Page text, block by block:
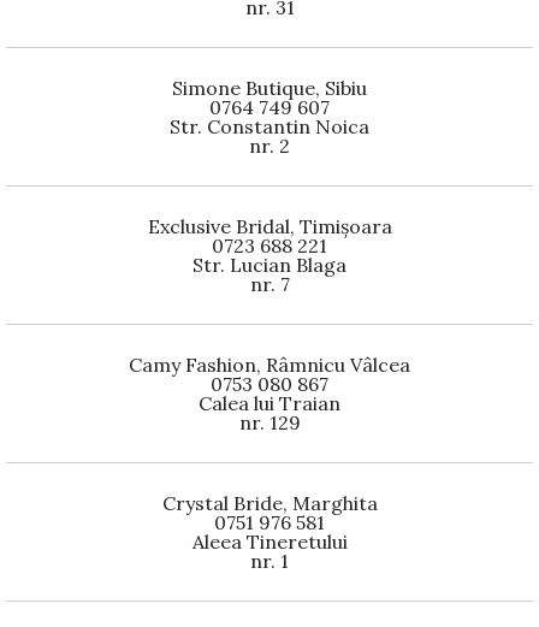
nr. 31
Simone Butique, Sibiu
0764 749 607
Str. Constantin Noica
nr. 2
Exclusive Bridal, Timișoara
0723 688 221
Str. Lucian Blaga
nr. 7
Camy Fashion, Râmnicu Vâlcea
0753 080 867
Calea lui Traian
nr. 129
Crystal Bride, Marghita
0751 976 581
Aleea Tineretului
nr. 1